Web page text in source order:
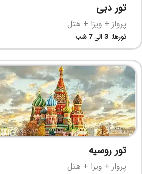
تور دبی
پرواز + ویزا + هتل
تورها: 3 الی 7 شب
تور روسیه
پرواز + ویزا + هتل